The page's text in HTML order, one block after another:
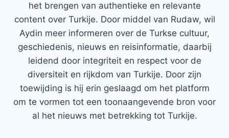
het brengen van authentieke en relevante
content over Turkije. Door middel van Rudaw, wil
Aydin meer informeren over de Turkse cultuur,
geschiedenis, nieuws en reisinformatie, daarbij
leidend door integriteit en respect voor de
diversiteit en rijkdom van Turkije. Door zijn
toewijding is hij erin geslaagd om het platform
om te vormen tot een toonaangevende bron voor
al het nieuws met betrekking tot Turkije.